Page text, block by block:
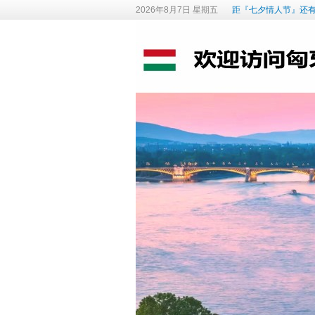
2026年8月7日 星期五 距『七夕情人节』还